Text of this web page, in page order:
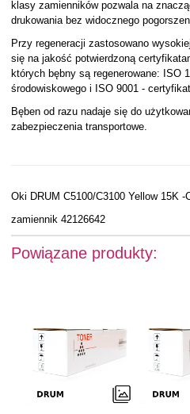
klasy zamienników pozwala na
drukowania bez widocznego
Przy regeneracji zastosowano
się na jakość potwierdzoną
których bębny są regenerowane: ISO
środowiskowego i ISO 9001 -
Bęben od razu nadaje się do
zabezpieczenia transportowe.
Oki DRUM C5100/C3100 Yellow 15K -
zamiennik 42126642
Powiązane produkty: